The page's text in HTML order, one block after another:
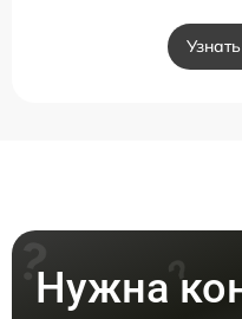
Нужна